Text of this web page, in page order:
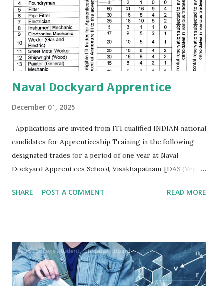
మనకి ఎక్కడ ఉద్యోగమొస్తే అక్కడ వసతి గృహాలు ( govt quarters )
ఉంటాయి. ఉద్యోగం సంపాదించాలి అంటే ఏం చదవాలి ఎలా చదవాలి ?
ఐ.టి.ఐ పూర్తి చేసినదగ్గరనుండే చదవ...
Naval Dockyard Apprentice
December 01, 2025
Applications are invited from ITI qualified INDIAN national
candidates for Apprenticeship Training in the following
designated trades for a period of one year at Naval
Dockyard Apprentices School, Visakhapatnam, [DAS (Vzg)]
accordance with Apprentices Act 1961 read ni conjunction
restriction for apprenticeship training as per Ministry of
Skill Development and Entrepreneurship (MSDE) office
memorandum No. F.No. MSDE-14(03)/2021 AP-(PMU) dated
SHARE POST A COMMENT READ MORE